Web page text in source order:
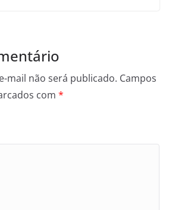
mail não será publicado. Campos
com *